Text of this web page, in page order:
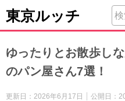
東京ルッチ
ゆったりとお散歩し
のパン屋さん7選！
更新日： 2026年6月17日 公開日：